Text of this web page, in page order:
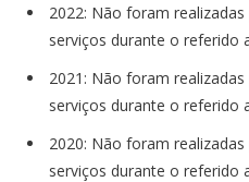
2022: Não foram
serviços durante o referido
2021: Não foram
serviços durante o referido
2020: Não foram
serviços durante o referido